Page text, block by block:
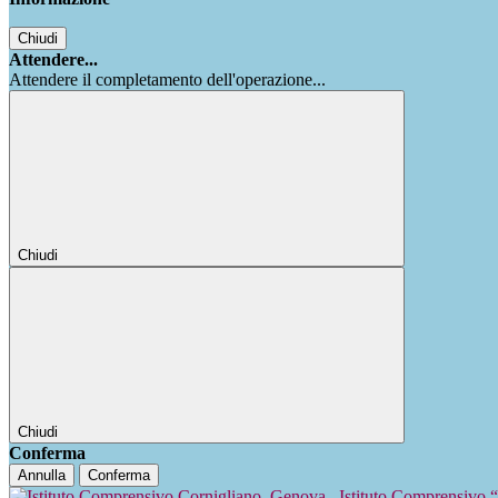
Chiudi
Attendere...
Attendere il completamento dell'operazione...
Chiudi
Chiudi
Conferma
Annulla Conferma